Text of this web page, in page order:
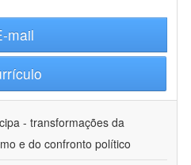
mail
- transformações da
e do confronto político